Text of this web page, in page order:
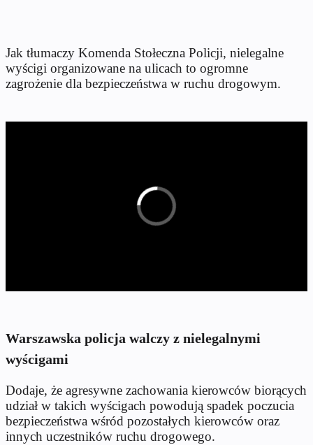
Jak tłumaczy Komenda Stołeczna Policji, nielegalne
wyścigi organizowane na ulicach to ogromne
zagrożenie dla bezpieczeństwa w ruchu drogowym.
Warszawska policja walczy z nielegalnymi
wyścigami
Dodaje, że agresywne zachowania kierowców biorących
udział w takich wyścigach powodują spadek poczucia
bezpieczeństwa wśród pozostałych kierowców oraz
innych uczestników ruchu drogowego.